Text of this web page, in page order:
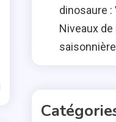
dinosaure :
Niveaux
saisonnière